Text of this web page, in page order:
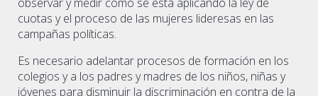
cuotas y el proceso de las mujeres lideresas en las
campañas políticas.
Es necesario adelantar procesos de formación en los
colegios y a los padres y madres de los niños, niñas y
jóvenes para disminuir la discriminación en contra de la